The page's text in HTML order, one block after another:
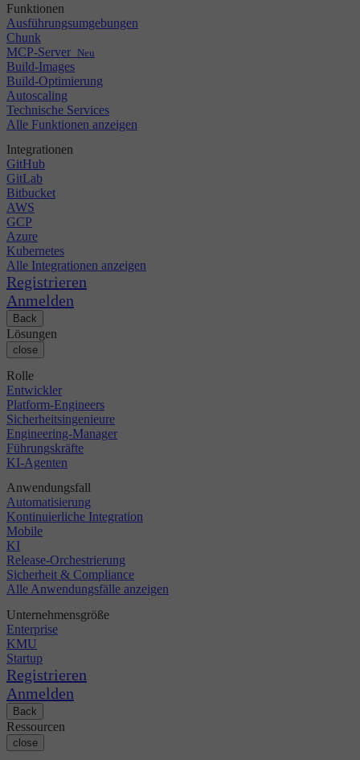
Funktionen
Ausführungsumgebungen
Chunk
MCP-Server Neu
Build-Images
Build-Optimierung
Autoscaling
Technische Services
Alle Funktionen anzeigen
Integrationen
GitHub
GitLab
Bitbucket
AWS
GCP
Azure
Kubernetes
Alle Integrationen anzeigen
Registrieren
Anmelden
Back
Lösungen
close
Rolle
Entwickler
Platform-Engineers
Sicherheitsingenieure
Engineering-Manager
Führungskräfte
KI-Agenten
Anwendungsfall
Automatisierung
Kontinuierliche Integration
Mobile
KI
Release-Orchestrierung
Sicherheit & Compliance
Alle Anwendungsfälle anzeigen
Unternehmensgröße
Enterprise
KMU
Startup
Registrieren
Anmelden
Back
Ressourcen
close